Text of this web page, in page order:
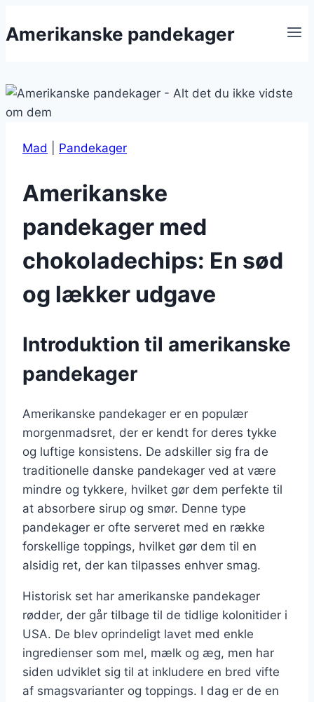
til
Amerikanske pandekager
Mad Pandekager
Amerikanske
pandekager med
chokoladechips: En sød
og lækker udgave
Introduktion til amerikanske
pandekager
Amerikanske pandekager er en populær
morgenmadsret, der er kendt for deres tykke
og luftige konsistens. De adskiller sig fra de
traditionelle danske pandekager ved at være
mindre og tykkere, hvilket gør dem perfekte til
at absorbere sirup og smør. Denne type
pandekager er ofte serveret med en række
forskellige toppings, hvilket gør dem til en
alsidig ret, der kan tilpasses enhver smag.
Historisk set har amerikanske pandekager
rødder, der går tilbage til de tidlige kolonitider i
USA. De blev oprindeligt lavet med enkle
ingredienser som mel, mælk og æg, men har
siden udviklet sig til at inkludere en bred vifte
af smagsvarianter og toppings. I dag er de en